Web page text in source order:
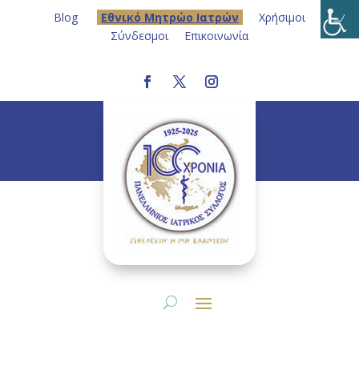
Blog Eθνικό Μητρώο Ιατρών
Χρήσιμοι
Σύνδεσμοι
Επικοινωνία